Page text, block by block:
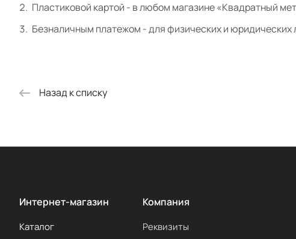
Пластиковой картой - в любом магазине «Квадратный
Безналичным платежом - для физических и юридических
Назад к списку
Интернет-магазин
Каталог
Компания
Реквизиты